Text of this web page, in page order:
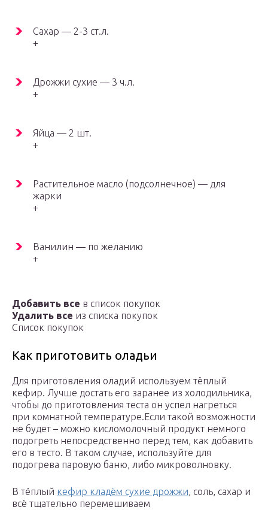
Сахар — 2-3 ст.л.
+
Дрожжи сухие — 3 ч.л.
+
Яйца — 2 шт.
+
Растительное масло (подсолнечное) — для
жарки
+
Ванилин — по желанию
+
Добавить все в список покупок
Удалить все из списка покупок
Список покупок
Как приготовить оладьи
Для приготовления оладий используем тёплый
кефир. Лучше достать его заранее из холодильника,
чтобы до приготовления теста он успел нагреться
при комнатной температуре.Если такой возможности
не будет – можно кисломолочный продукт немного
подогреть непосредственно перед тем, как добавить
его в тесто. В таком случае, используйте для
подогрева паровую баню, либо микроволновку.
В тёплый кефир кладём сухие дрожжи, соль, сахар и
всё тщательно перемешиваем